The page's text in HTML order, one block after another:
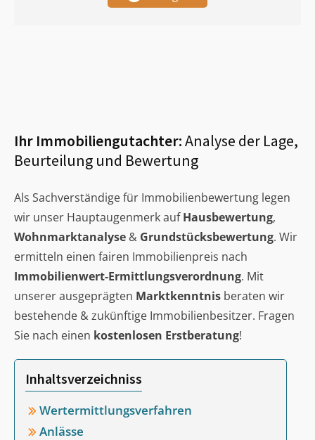
Ihr Immobiliengutachter:Analyse der Lage,
Beurteilung und Bewertung
Als Sachverständige für Immobilienbewertung legen
wir unser Hauptaugenmerk aufHausbewertung,
Wohnmarktanalyse & Grundstücksbewertung. Wir
ermitteln einen fairen Immobilienpreis nach
Immobilienwert-Ermittlungsverordnung. Mit
unserer ausgeprägten Marktkenntnis beraten wir
bestehende & zukünftige Immobilienbesitzer. Fragen
Sie nach einen kostenlosen Erstberatung!
Inhaltsverzeichniss
Wertermittlungsverfahren
Anlässe